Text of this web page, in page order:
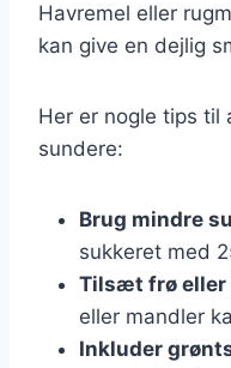
Havremel eller
kan give en dejlig
Her er nogle tips til
sundere:
Brug mindre
sukkeret med
Tilsæt frø eller
eller mandler
Inkluder